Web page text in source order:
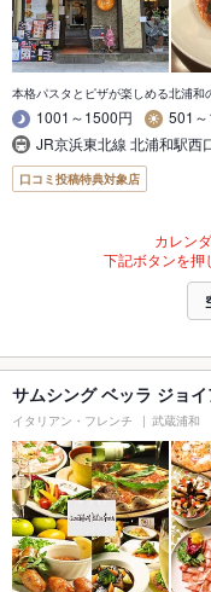
本格パスタとピザが楽しめる北浦和
1001～1500円
501
JR京浜東北線 北浦和駅西
口コミ投稿特典対象店
カレン
下記ボタンを押
サムシング ベッラ ジョ
イタリアン・フレンチ 武蔵浦和